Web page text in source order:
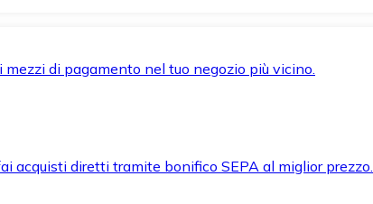
di pagamento nel tuo negozio più vicino.
acquisti diretti tramite bonifico SEPA al miglior prezzo.